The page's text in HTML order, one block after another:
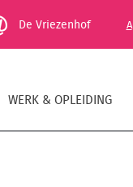
De Vriezenhof A
WERK & OPLEIDING